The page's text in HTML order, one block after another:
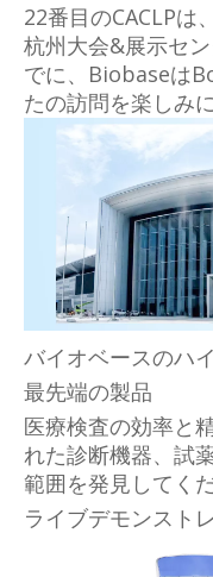
22番目のCACLPは
杭州大会&展示セ
でに、Biobaseは
たの訪問を楽しみ
バイオベースのハ
最先端の製品
医療検査の効率と
れた診断機器、試
範囲を発見してくだ
ライブデモンスト